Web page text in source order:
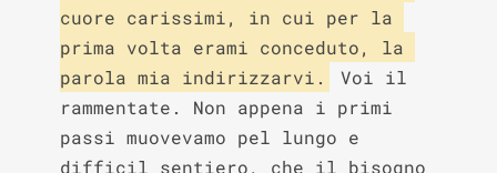
cuore carissimi, in cui per la
prima volta erami conceduto, la
parola mia indirizzarvi.
Voi il
rammentate. Non appena i primi
passi muovevamo pel lungo e
difficil sentiero, che il bisogno